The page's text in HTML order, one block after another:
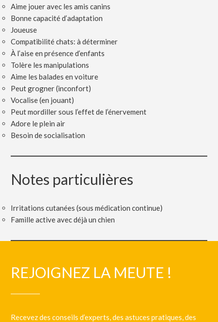
Aime jouer avec les amis canins
Bonne capacité d’adaptation
Joueuse
Compatibilité chats: à déterminer
À l’aise en présence d’enfants
Tolère les manipulations
Aime les balades en voiture
Peut grogner (inconfort)
Vocalise (en jouant)
Peut mordiller sous l’effet de l’énervement
Adore le plein air
Besoin de socialisation
Notes particulières
Irritations cutanées (sous médication continue)
Famille active avec déjà un chien
REJOIGNEZ LA MEUTE !
Recevez des conseils d’experts, des astuces pratiques, des